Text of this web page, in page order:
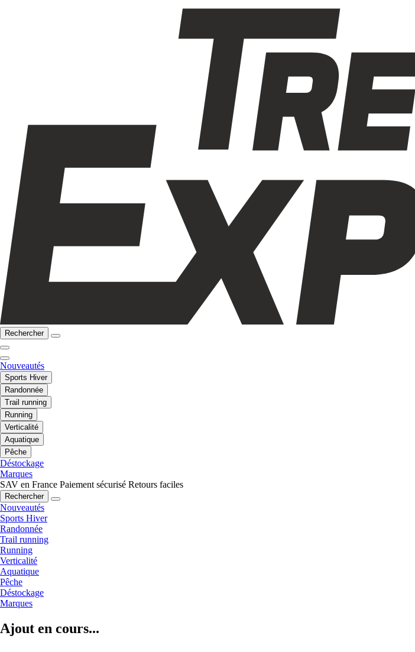
Rechercher
Nouveautés
Sports Hiver
Randonnée
Trail running
Running
Verticalité
Aquatique
Pêche
Déstockage
Marques
SAV en France Paiement sécurisé Retours faciles
Rechercher
Nouveautés
Sports Hiver
Randonnée
Trail running
Running
Verticalité
Aquatique
Pêche
Déstockage
Marques
Ajout en cours...